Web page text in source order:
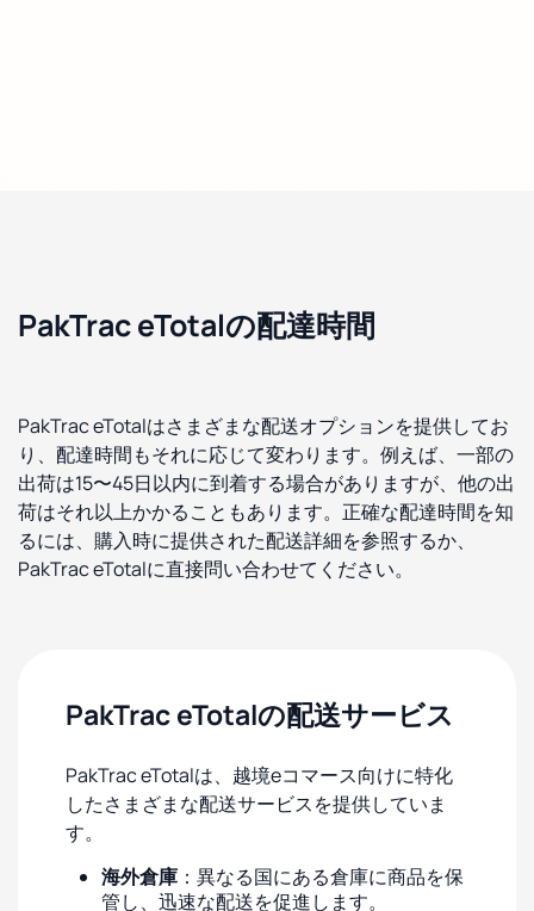
PakTrac eTotalの配達時間
PakTrac eTotalはさまざまな配送オプションを提供してお
り、配達時間もそれに応じて変わります。例えば、一部の
出荷は15〜45日以内に到着する場合がありますが、他の出
荷はそれ以上かかることもあります。正確な配達時間を知
るには、購入時に提供された配送詳細を参照するか、
PakTrac eTotalに直接問い合わせてください。
PakTrac eTotalの配送サービス
PakTrac eTotalは、越境eコマース向けに特化
したさまざまな配送サービスを提供していま
す。
海外倉庫 ：異なる国にある倉庫に商品を保
管し、迅速な配送を促進します。